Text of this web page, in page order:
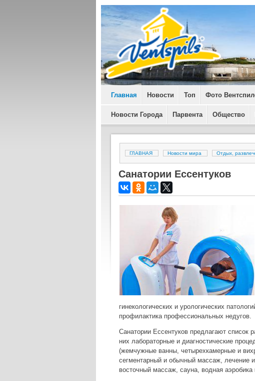
Главная Новости Топ Фото
Новости Города Парвента Общество
ГЛАВНАЯ Новости мира Отдых,
Санатории Ессентуков
гинекологических и урологических
профилактика профессиональных недугов.
Санатории Ессентуков предлагают список
них лабораторные и диагностические
(жемчужные ванны, четырехкамерные и
сегментарный и обычный массаж, лечение
восточный массаж, сауна, водная